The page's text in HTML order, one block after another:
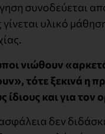
συνοδεύεται
υλικό
νιώθουν
τότε ξεκινά η
ίδιους και για τον
δεν